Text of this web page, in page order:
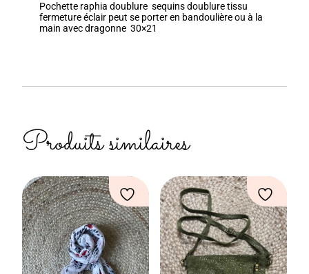
Pochette raphia doublure sequins doublure tissu
fermeture éclair peut se porter en bandoulière ou à la
main avec dragonne 30×21
Produits similaires